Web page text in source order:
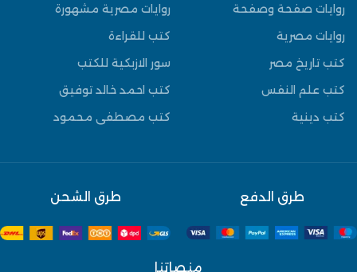
روايات صفحة وصفحة
روايات مصرية
كتب تاريخ مصر
كتب علم النفس
كتب دينية
روايات مصرية مشهورة
كتب للقراءة
سور الازبكية للكتب
كتب احمد خالد توفيق
كتب مصطفى محمود
طرق الدفع طرق الشحن
منصاتنا